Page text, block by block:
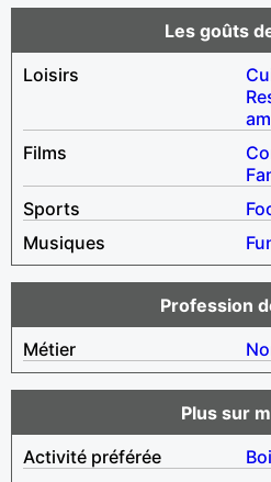
Les goûts
Loisirs
Films
Sports
Musiques
Profession
Métier
Plus sur
Activité préférée